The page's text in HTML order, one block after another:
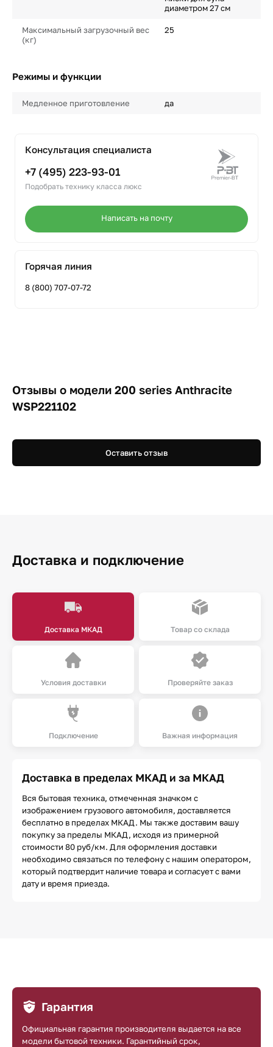
диаметром 27 см
Максимальный загрузочный вес
(кг)
25
Режимы и функции
Медленное приготовление да
Консультация специалиста
+7 (495) 223-93-01
Подобрать технику класса люкс
Написать на почту
Горячая линия
8 (800) 707-07-72
Отзывы о модели 200 series Anthracite
WSP221102
Оставить отзыв
Доставка и подключение
Доставка МКАД Товар со склада
Условия доставки Проверяйте заказ
Подключение Важная информация
Доставка в пределах МКАД и за МКАД
Вся бытовая техника, отмеченная значком с
изображением грузового автомобиля, доставляется
бесплатно в пределах МКАД. Мы также доставим вашу
покупку за пределы МКАД, исходя из примерной
стоимости 80 руб/км. Для оформления доставки
необходимо связаться по телефону с нашим оператором,
который подтвердит наличие товара и согласует с вами
дату и время приезда.
Гарантия
Официальная гарантия производителя выдается на все
модели бытовой техники. Гарантийный срок,